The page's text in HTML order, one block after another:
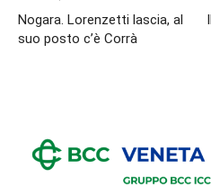
Nogara. Lorenzetti lascia, al
suo posto c’è Corrà